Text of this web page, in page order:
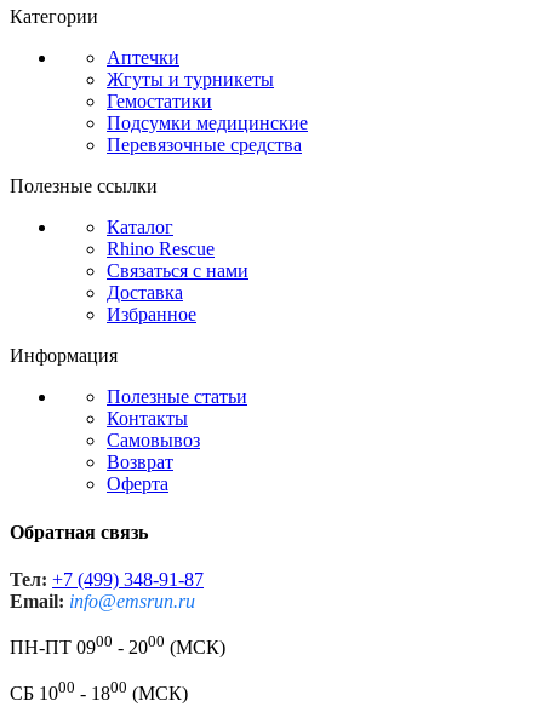
Категории
Аптечки
Жгуты и турникеты
Гемостатики
Подсумки медицинские
Перевязочные средства
Полезные ссылки
Каталог
Rhino Rescue
Связаться с нами
Доставка
Избранное
Информация
Полезные статьи
Контакты
Самовывоз
Возврат
Оферта
Обратная связь
Тел: +7 (499) 348-91-87
Email: info@emsrun.ru
ПН-ПТ 0900 - 2000 (МСК)
СБ 1000 - 1800 (МСК)